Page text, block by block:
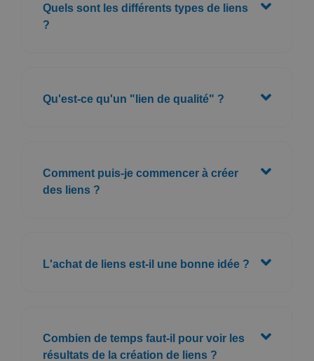
Quels sont les différents types de liens
?
Qu'est-ce qu'un "lien de qualité" ?
Comment puis-je commencer à créer
des liens ?
L'achat de liens est-il une bonne idée ?
Combien de temps faut-il pour voir les
résultats de la création de liens ?